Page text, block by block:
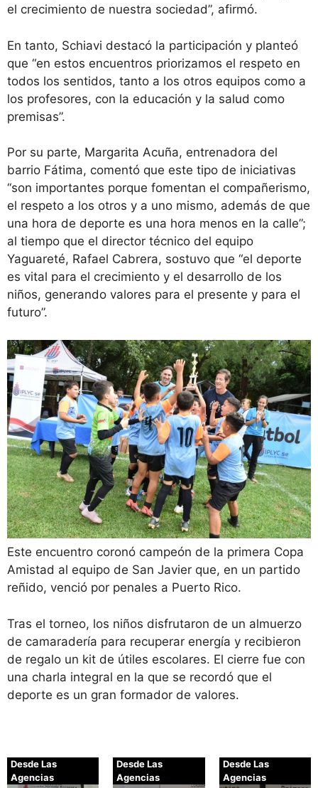
el crecimiento de nuestra sociedad”, afirmó.
En tanto, Schiavi destacó la participación y planteó
que “en estos encuentros priorizamos el respeto en
todos los sentidos, tanto a los otros equipos como a
los profesores, con la educación y la salud como
premisas”.
Por su parte, Margarita Acuña, entrenadora del
barrio Fátima, comentó que este tipo de iniciativas
“son importantes porque fomentan el compañerismo,
el respeto a los otros y a uno mismo, además de que
una hora de deporte es una hora menos en la calle”;
al tiempo que el director técnico del equipo
Yaguareté, Rafael Cabrera, sostuvo que “el deporte
es vital para el crecimiento y el desarrollo de los
niños, generando valores para el presente y para el
futuro”.
Este encuentro coronó campeón de la primera Copa
Amistad al equipo de San Javier que, en un partido
reñido, venció por penales a Puerto Rico.
Tras el torneo, los niños disfrutaron de un almuerzo
de camaradería para recuperar energía y recibieron
de regalo un kit de útiles escolares. El cierre fue con
una charla integral en la que se recordó que el
deporte es un gran formador de valores.
Desde Las
Agencias
Desde Las
Agencias
Desde Las
Agencias